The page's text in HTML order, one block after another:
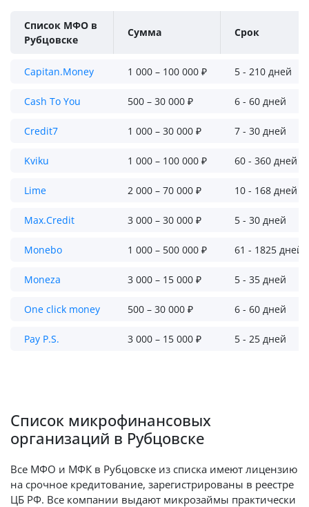
Список МФО в
Рубцовске
Сумма Срок
Capitan.Money 1 000 – 100 000 ₽ 5 - 210 дней
Cash To You 500 – 30 000 ₽ 6 - 60 дней
Credit7 1 000 – 30 000 ₽ 7 - 30 дней
Kviku 1 000 – 100 000 ₽ 60 - 360 дней
Lime 2 000 – 70 000 ₽ 10 - 168 дней
Max.Credit 3 000 – 30 000 ₽ 5 - 30 дней
Monebo 1 000 – 500 000 ₽ 61 - 1825 дней
Moneza 3 000 – 15 000 ₽ 5 - 35 дней
One click money 500 – 30 000 ₽ 6 - 60 дней
Pay P.S. 3 000 – 15 000 ₽ 5 - 25 дней
Список микрофинансовых
организаций в Рубцовске
Все МФО и МФК в Рубцовске из списка имеют лицензию
на срочное кредитование, зарегистрированы в реестре
ЦБ РФ. Все компании выдают микрозаймы практически